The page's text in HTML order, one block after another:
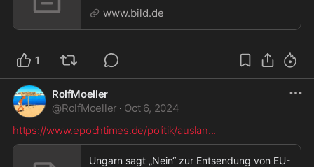
www.bild.de
1
RolfMoeller
@RolfMoeller · Oct 6, 2024
https://www.epochtimes.de/politik/auslan...
Ungarn sagt „Nein“ zur Entsendung von EU-